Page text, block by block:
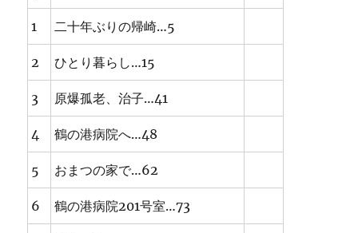
1 二十年ぶりの帰崎…5
2 ひとり暮らし…15
3 原爆孤老、治子…41
4 鶴の港病院へ…48
5 おまつの家で…62
6 鶴の港病院201号室…73